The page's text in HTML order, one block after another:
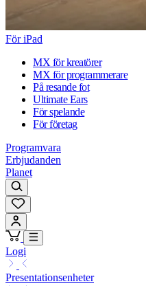
För iPad
MX för kreatörer
MX för programmerare
På resande fot
Ultimate Ears
För spelande
För företag
Programvara
Erbjudanden
Planet
Logi
Presentationsenheter